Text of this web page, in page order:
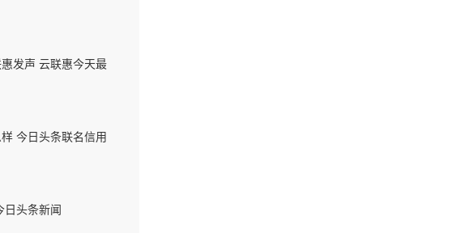
发声 云联惠今天最
今日头条联名信用
日头条新闻